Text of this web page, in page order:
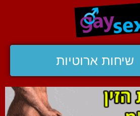
שיחות ארוטיות